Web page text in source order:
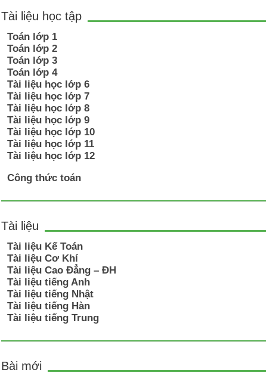
Tài liệu học tập
Toán lớp 1
Toán lớp 2
Toán lớp 3
Toán lớp 4
Tài liệu học lớp 6
Tài liệu học lớp 7
Tài liệu học lớp 8
Tài liệu học lớp 9
Tài liệu học lớp 10
Tài liệu học lớp 11
Tài liệu học lớp 12
Công thức toán
Tài liệu
Tài liệu Kế Toán
Tài liệu Cơ Khí
Tài liệu Cao Đẳng – ĐH
Tài liệu tiếng Anh
Tài liệu tiếng Nhật
Tài liệu tiếng Hàn
Tài liệu tiếng Trung
Bài mới